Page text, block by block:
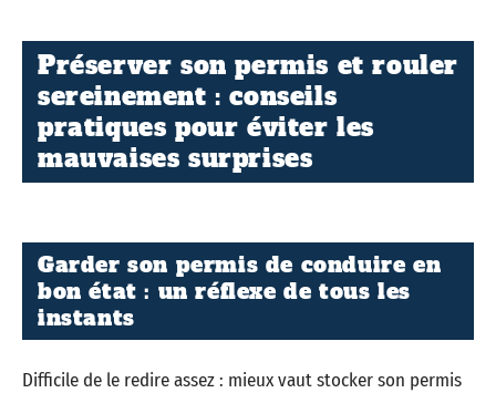
Préserver son permis et rouler
sereinement : conseils
pratiques pour éviter les
mauvaises surprises
Garder son permis de conduire en
bon état : un réflexe de tous les
instants
Difficile de le redire assez : mieux vaut stocker son permis